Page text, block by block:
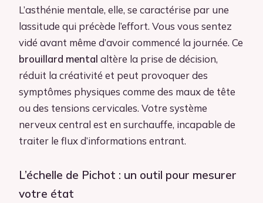
L’asthénie mentale, elle, se caractérise par une
lassitude qui précède l’effort. Vous vous sentez
vidé avant même d’avoir commencé la journée. Ce
brouillard mental altère la prise de décision,
réduit la créativité et peut provoquer des
symptômes physiques comme des maux de tête
ou des tensions cervicales. Votre système
nerveux central est en surchauffe, incapable de
traiter le flux d’informations entrant.
L’échelle de Pichot : un outil pour mesurer
votre état